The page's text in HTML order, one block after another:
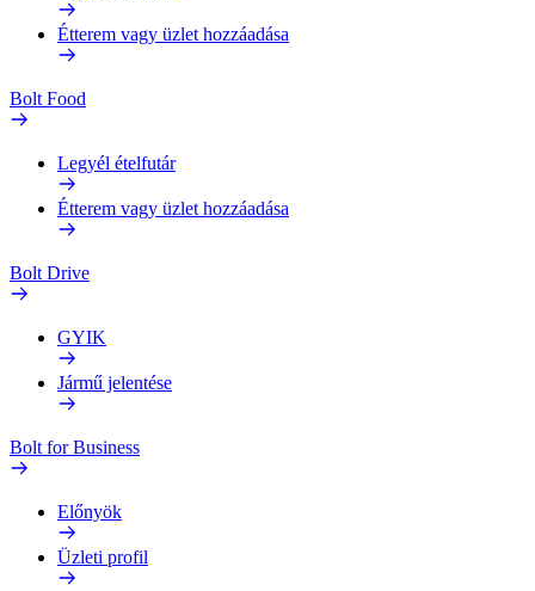
Étterem vagy üzlet hozzáadása
Bolt Food
Legyél ételfutár
Étterem vagy üzlet hozzáadása
Bolt Drive
GYIK
Jármű jelentése
Bolt for Business
Előnyök
Üzleti profil